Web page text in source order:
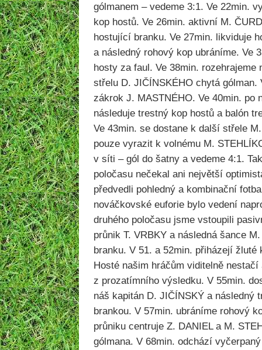
gólmanem – vedeme 3:1. Ve 22min.
kop hostů. Ve 26min. aktivní M.
hostující branku. Ve 27min. likviduje
a následný rohový kop ubráníme. Ve
hosty za faul. Ve 38min. rozehrajeme
střelu D. JIČÍNSKÉHO chytá gólman.
zákrok J. MASTNÉHO. Ve 40min. po
následuje trestný kop hostů a balón
Ve 43min. se dostane k další střele
pouze vyrazit k volnému M.
v síti – gól do šatny a vedeme 4:1.
poločasu nečekal ani největší
předvedli pohledný a kombinační
nováčkovské euforie bylo vedení
druhého poločasu jsme vstoupili
průnik T. VRBKY a následná šance
branku. V 51. a 52min. přiházejí
Hosté našim hráčům viditelně
z prozatímního výsledku. V 55min.
náš kapitán D. JIČÍNSKÝ a následný
brankou. V 57min. ubráníme rohový
průniku centruje Z. DANIEL a M.
gólmana. V 68min. odchází